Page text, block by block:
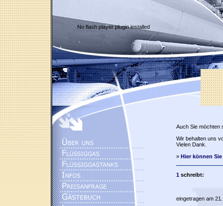
No flash player plugin installed
Auch Sie möchten
Wir behalten uns
Vielen Dank.
» Hier können
1schreibt:
eingetragen am